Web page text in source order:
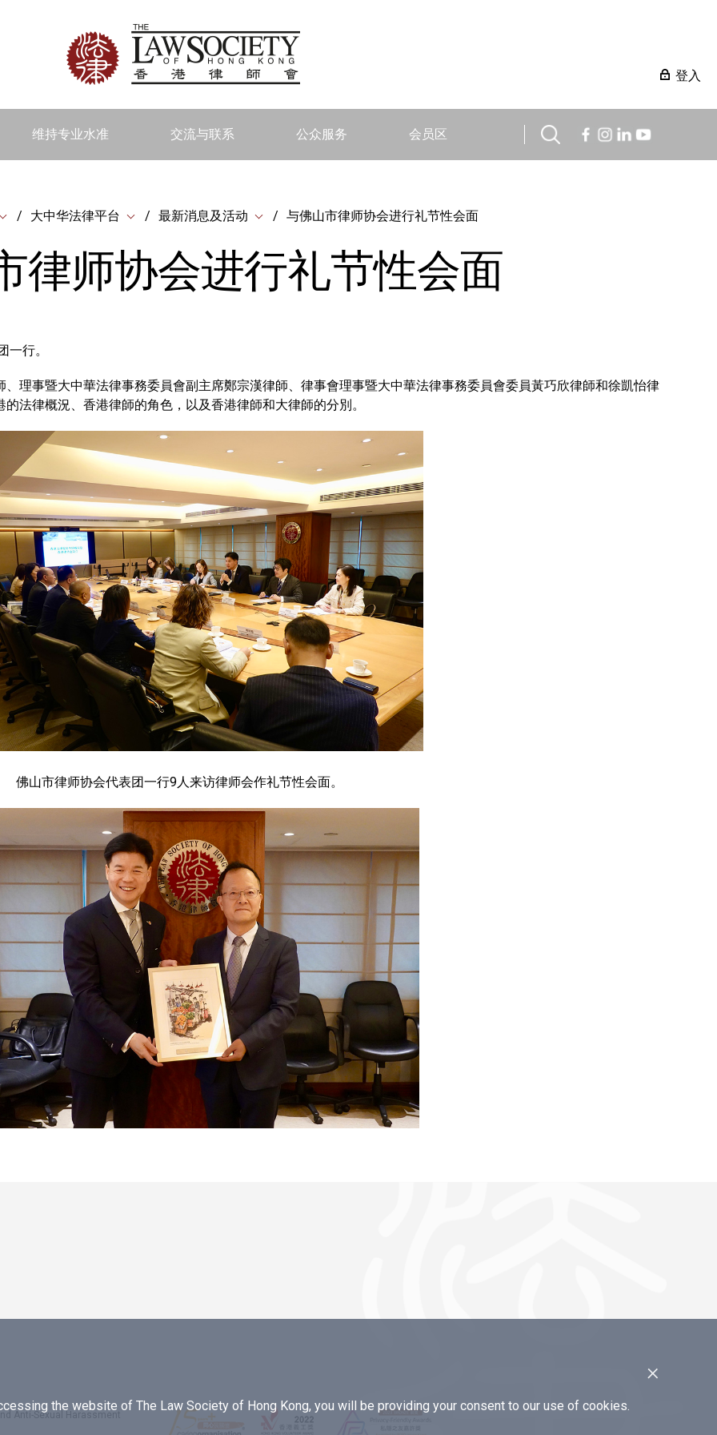
登入
维持专业水准 交流与联系 公众服务 会员区
大中华法律平台 最新消息及活动 与佛山市律师协会进行礼节性会面
律师协会进行礼节性会面
行。
理事暨大中華法律事務委員會副主席鄭宗漢律師、律事會理事暨大中華法律事務委員會委員黃巧欣律師和徐凱怡律
法律概況、香港律師的角色，以及香港律師和大律師的分別。
佛山市律师协会代表团一行9人来访律师会作礼节性会面。
×
the website of The Law Society of Hong Kong, you will be providing your consent to our use of cookies.
Anti-Sexual Harassment